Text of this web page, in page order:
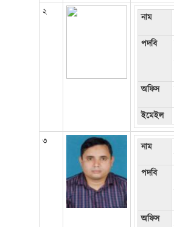
২ নাম
পদবি
অফিস
ইমেইল
৩ নাম
পদবি
অফিস